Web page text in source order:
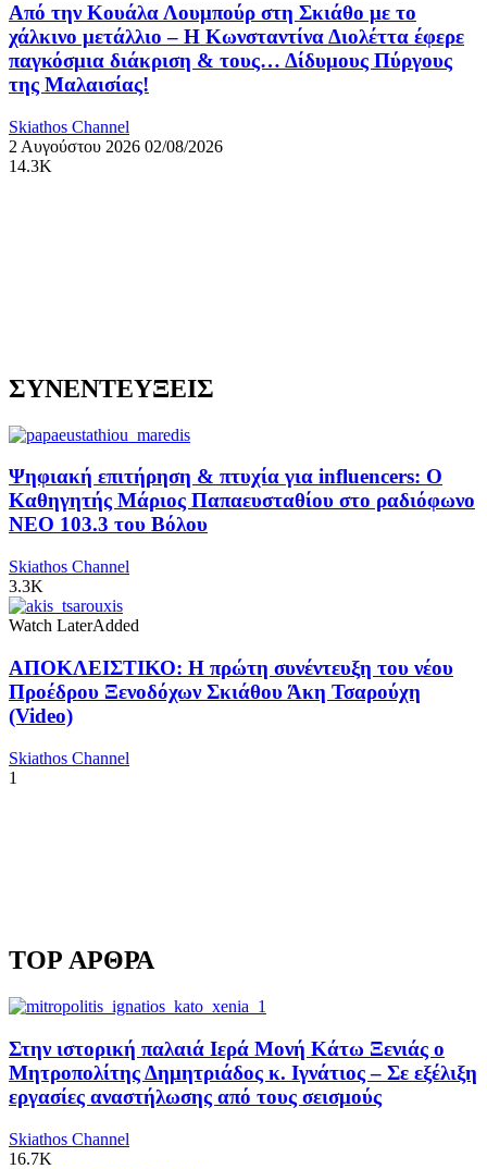
Από την Κουάλα Λουμπούρ στη Σκιάθο με το
χάλκινο μετάλλιο – Η Κωνσταντίνα Διολέττα έφερε
παγκόσμια διάκριση & τους… Δίδυμους Πύργους
της Μαλαισίας!
Skiathos Channel
2 Αυγούστου 2026 02/08/2026
14.3K
ΣΥΝΕΝΤΕΥΞΕΙΣ
Ψηφιακή επιτήρηση & πτυχία για influencers: Ο
Καθηγητής Μάριος Παπαευσταθίου στο ραδιόφωνο
NEO 103.3 του Βόλου
Skiathos Channel
3.3K
Watch LaterAdded
ΑΠΟΚΛΕΙΣΤΙΚΟ: Η πρώτη συνέντευξη του νέου
Προέδρου Ξενοδόχων Σκιάθου Άκη Τσαρούχη
(Video)
Skiathos Channel
1
TOP ΑΡΘΡΑ
Στην ιστορική παλαιά Ιερά Μονή Κάτω Ξενιάς ο
Μητροπολίτης Δημητριάδος κ. Ιγνάτιος – Σε εξέλιξη
εργασίες αναστήλωσης από τους σεισμούς
Skiathos Channel
16.7K